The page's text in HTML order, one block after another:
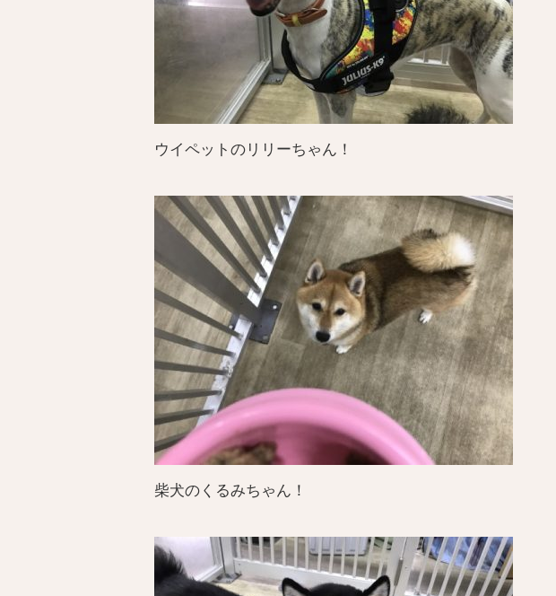
ウイペットのリリーちゃん！
柴犬のくるみちゃん！